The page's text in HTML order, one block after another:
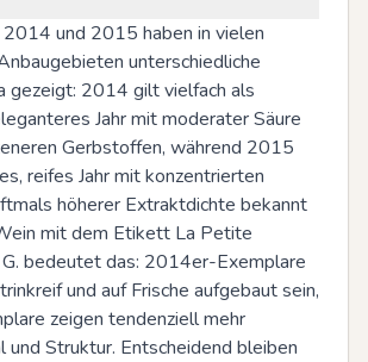
2014 und 2015 haben in vielen
unterschiedliche
gezeigt: 2014 gilt vielfach als
Jahr mit moderater Säure
Gerbstoffen, während 2015
reifes Jahr mit konzentrierten
höherer Extraktdichte bekannt
mit dem Etikett La Petite
bedeutet das: 2014er-Exemplare
und auf Frische aufgebaut sein,
zeigen tendenziell mehr
und Struktur. Entscheidend bleiben